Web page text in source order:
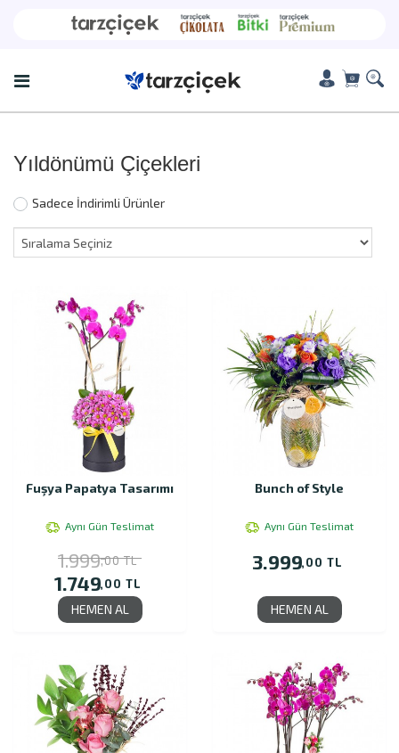
Yıldönümü Çiçekleri
Sadece İndirimli Ürünler
Fuşya Papatya Tasarımı
Aynı Gün Teslimat
1.999,00 TL
1.749,00 TL
HEMEN AL
Bunch of Style
Aynı Gün Teslimat
3.999,00 TL
HEMEN AL